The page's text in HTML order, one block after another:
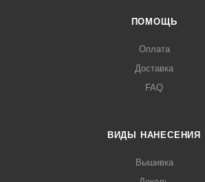
ПОМОЩЬ
Оплата
Доставка
FAQ
ВИДЫ НАНЕСЕНИЯ
Вышивка